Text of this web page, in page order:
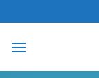
to
content